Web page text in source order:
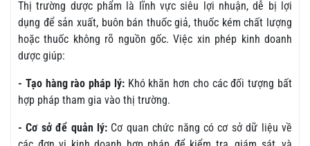
Thị trường dược phẩm là lĩnh vực siêu lợi nhuận, dễ bị lợi
dụng để sản xuất, buôn bán thuốc giả, thuốc kém chất lượng
hoặc thuốc không rõ nguồn gốc. Việc xin phép kinh doanh
dược giúp:
- Tạo hàng rào pháp lý:Khó khăn hơn cho các đối tượng bất
hợp pháp tham gia vào thị trường.
- Cơ sở để quản lý: Cơ quan chức năng có cơ sở dữ liệu về